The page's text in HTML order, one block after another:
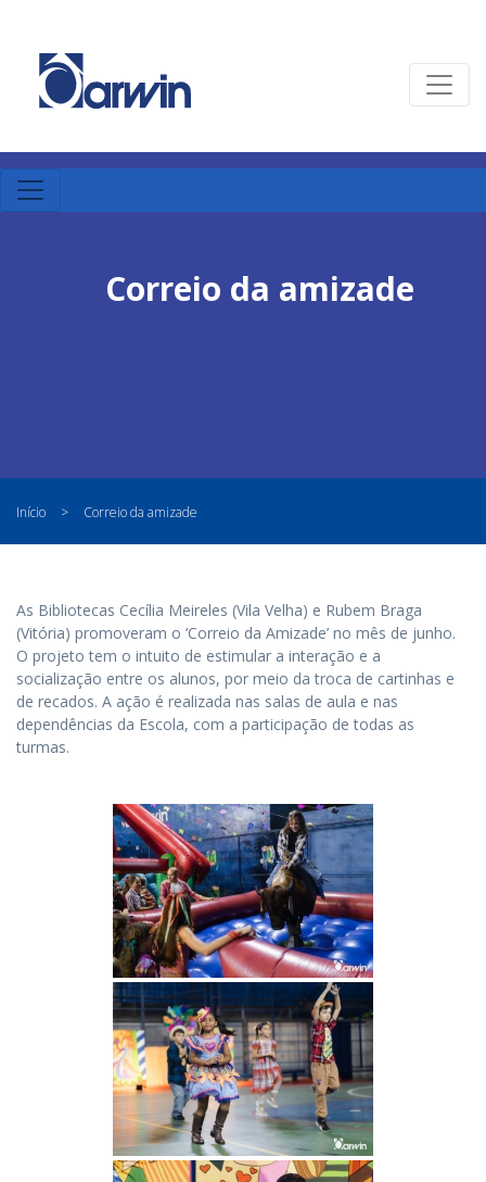
Correio da amizade
Início > Correio da amizade
As Bibliotecas Cecília Meireles (Vila Velha) e Rubem Braga
(Vitória) promoveram o ‘Correio da Amizade’ no mês de junho.
O projeto tem o intuito de estimular a interação e a
socialização entre os alunos, por meio da troca de cartinhas e
de recados. A ação é realizada nas salas de aula e nas
dependências da Escola, com a participação de todas as
turmas.